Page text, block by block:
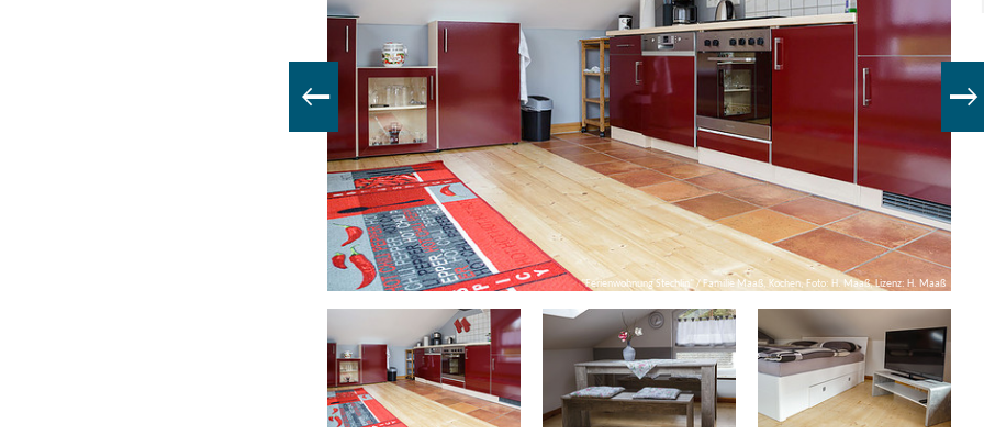
"Ferienwohnung Stechlin" / Familie Maaß, Kochen, Foto: H. Maaß, Lizenz: H. Maaß